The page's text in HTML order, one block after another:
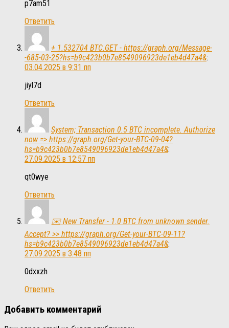
p7am51
Ответить
+ 1.532704 BTC.GET - https://graph.org/Message-
-685-03-25?hs=b9c423b0b7e8549096923de1eb4d47a4&:
03.04.2025 в 9:31 пп
jiyl7d
Ответить
System; Transaction 0.5 BTC incomplete. Authorize
now => https://graph.org/Get-your-BTC-09-04?
hs=b9c423b0b7e8549096923de1eb4d47a4&:
27.09.2025 в 12:57 пп
qt0wye
Ответить
✉️ New Transfer - 1.0 BTC from unknown sender.
Accept? >> https://graph.org/Get-your-BTC-09-11?
hs=b9c423b0b7e8549096923de1eb4d47a4&:
27.09.2025 в 3:48 пп
0dxxzh
Ответить
Добавить комментарий